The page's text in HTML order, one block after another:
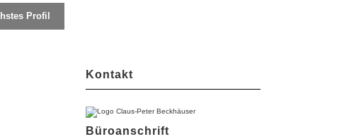
Profil
Kontakt
Büroanschrift